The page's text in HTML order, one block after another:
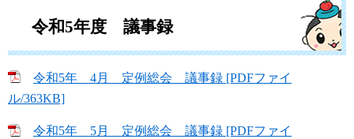
令和5年度 議事録
令和5年 4月 定例総会 議事録 [PDFファイ
ル/363KB]
令和5年 5月 定例総会 議事録 [PDFファイ